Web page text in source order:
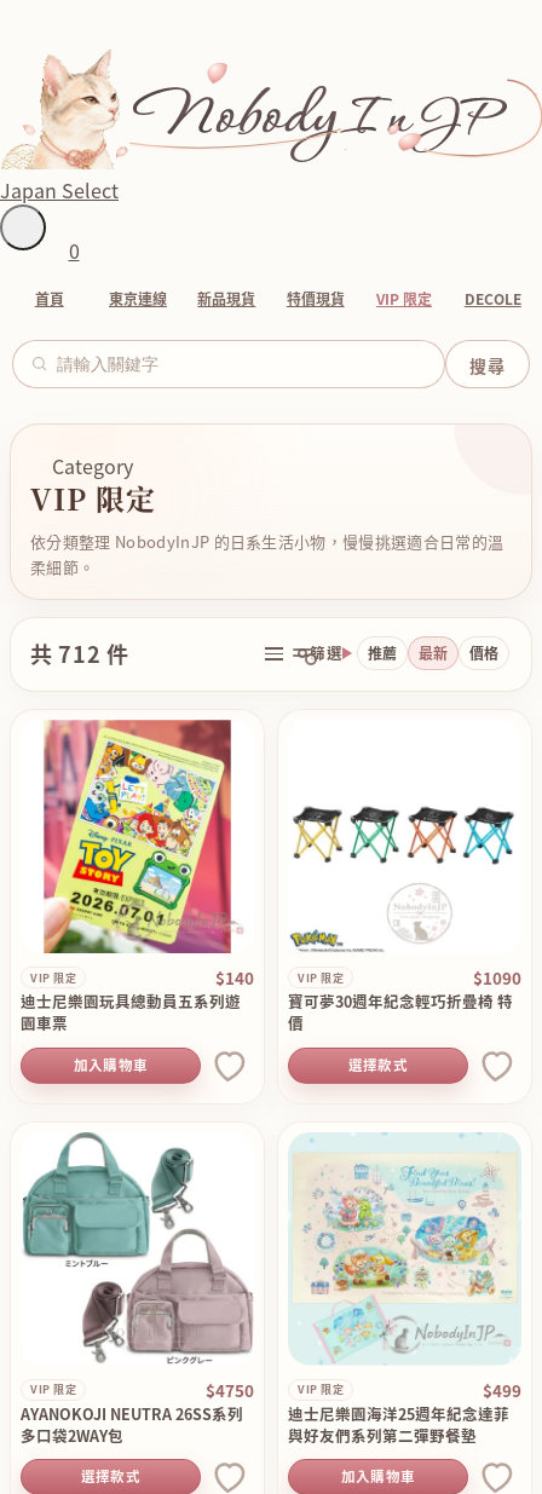
Japan Select
0
首頁 東京連線 新品現貨 特價現貨 VIP 限定 DECOLE
Category
VIP 限定
依分類整理 NobodyInJP 的日系生活小物，慢慢挑選適合日常的溫
柔細節。
共 712 件 篩選 推薦 最新 價格
VIP 限定 $140
迪士尼樂園玩具總動員五系列遊
園車票
加入購物車
VIP 限定 $1090
寶可夢30週年紀念輕巧折疊椅 特
價
選擇款式
VIP 限定 $4750
AYANOKOJI NEUTRA 26SS系列
多口袋2WAY包
選擇款式
VIP 限定 $499
迪士尼樂園海洋25週年紀念達菲
與好友們系列第二彈野餐墊
加入購物車